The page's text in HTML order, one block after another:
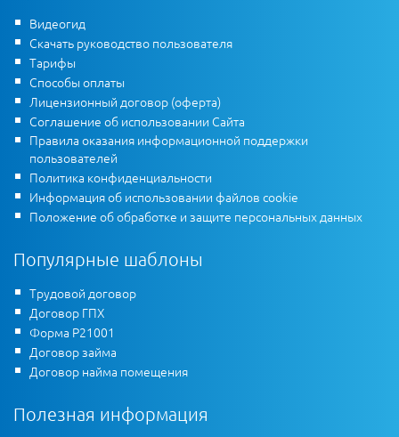
Видеогид
Скачать руководство пользователя
Тарифы
Способы оплаты
Лицензионный договор (оферта)
Соглашение об использовании Сайта
Правила оказания информационной поддержки
пользователей
Политика конфиденциальности
Информация об использовании файлов cookie
Положение об обработке и защите персональных данных
Популярные шаблоны
Трудовой договор
Договор ГПХ
Форма Р21001
Договор займа
Договор найма помещения
Полезная информация